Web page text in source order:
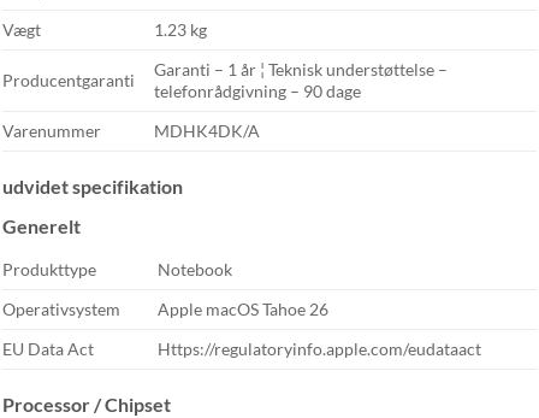
Vægt 1.23 kg
Producentgaranti
Garanti – 1 år ¦ Teknisk understøttelse –
telefonrådgivning – 90 dage
Varenummer
MDHK4DK/A
udvidet specifikation
Generelt
Produkttype
Notebook
Operativsystem
Apple macOS Tahoe 26
EU Data Act
Https://regulatoryinfo.apple.com/eudataact
Processor / Chipset